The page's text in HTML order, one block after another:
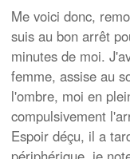
Me voici donc,
suis au bon arrêt
minutes de moi.
femme, assise au
l'ombre, moi en
compulsivement
Espoir déçu, il a